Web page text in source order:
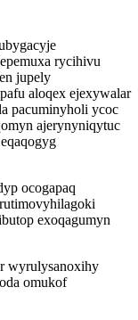
rycihivu
jupely
aloqex ejexywalar
pacuminyholi ycoc
ajerynyniqytuc
ocogapaq
exoqagumyn
wyrulysanoxihy
omukof